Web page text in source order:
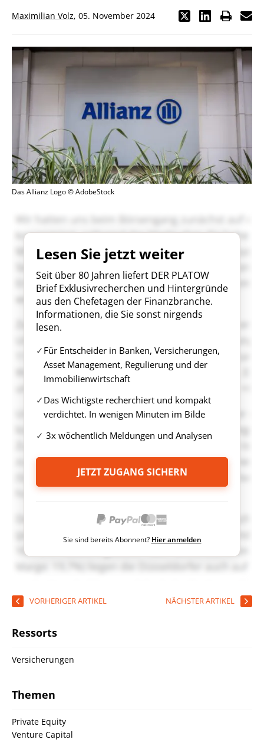
Maximilian Volz, 05. November 2024
Das Allianz Logo © AdobeStock
Lesen Sie jetzt weiter
Seit über 80 Jahren liefert DER PLATOW
Brief Exklusivrecherchen und Hintergründe
aus den Chefetagen der Finanzbranche.
Informationen, die Sie sonst nirgends
lesen.
Für Entscheider in Banken, Versicherungen,
Asset Management, Regulierung und der
Immobilienwirtschaft
Das Wichtigste recherchiert und kompakt
verdichtet. In wenigen Minuten im Bilde
3x wöchentlich Meldungen und Analysen
JETZT ZUGANG SICHERN
Sie sind bereits Abonnent? Hier anmelden
VORHERIGER ARTIKEL NÄCHSTER ARTIKEL
Ressorts
Versicherungen
Themen
Private Equity
Venture Capital